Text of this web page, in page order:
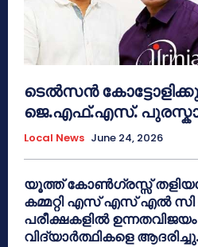
ടെൽസൻ
ജെ.എഫ്.എസ്.
Local News June 24, 2026
യൂത്ത് കോൺഗ്രസ്സ്
കമ്മറ്റി എസ് എസ് എൽ
പരീക്ഷകളിൽ
വിദ്യാർത്ഥികളെ ആദരിച്ചു.